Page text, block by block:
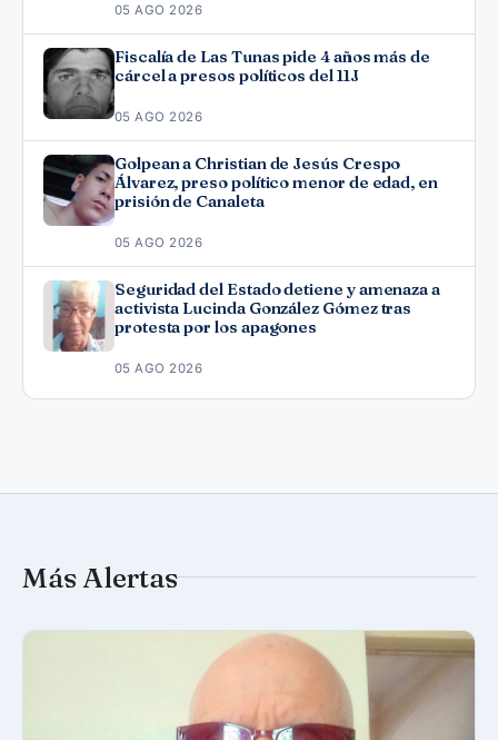
05 AGO 2026
Fiscalía de Las Tunas pide 4 años más de
cárcel a presos políticos del 11J
05 AGO 2026
Golpean a Christian de Jesús Crespo
Álvarez, preso político menor de edad, en
prisión de Canaleta
05 AGO 2026
Seguridad del Estado detiene y amenaza a
activista Lucinda González Gómez tras
protesta por los apagones
05 AGO 2026
Más Alertas